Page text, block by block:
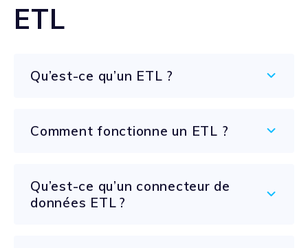
ETL
Qu’est-ce qu’un ETL ?
Comment fonctionne un ETL ?
Qu’est-ce qu’un connecteur de
données ETL ?